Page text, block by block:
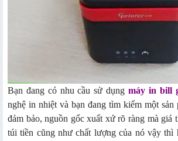
Bạn đang có nhu cầu sử dụng máy in bill
nghệ in nhiệt và bạn đang tìm kiếm một sản
đảm bảo, nguồn gốc xuất xứ rõ ràng mà giá
túi tiền cũng như chất lượng của nó vậy thì